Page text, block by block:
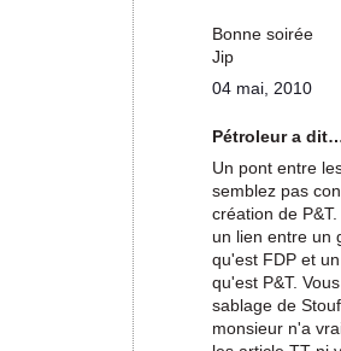
Bonne soirée
Jip
04 mai, 2010
Pétroleur a
Un pont entre
semblez pas
création de
un lien entre un
qu'est FDP et
qu'est P&T.
sablage de
monsieur n'a